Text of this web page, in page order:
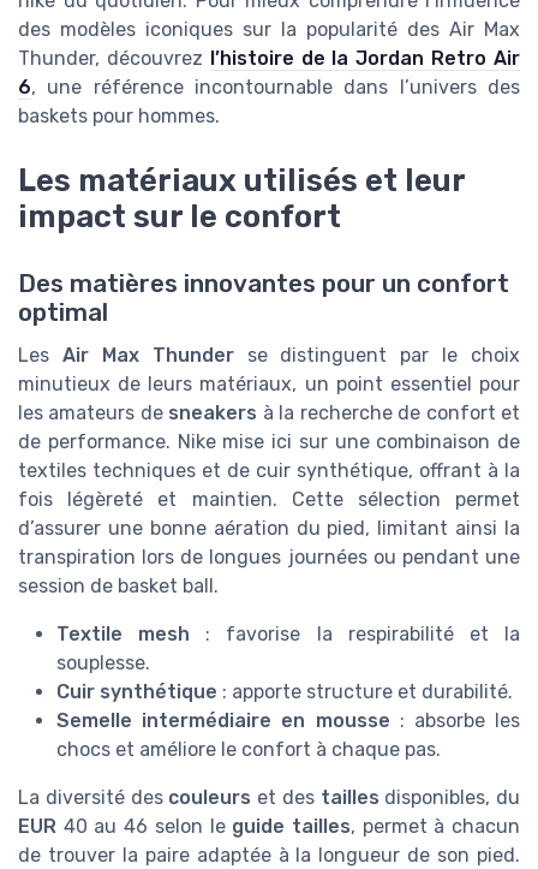
des modèles iconiques sur la popularité des Air Max
Thunder, découvrez l’histoire de la Jordan Retro Air
6, une référence incontournable dans l’univers des
baskets pour hommes.
Les matériaux utilisés et leur
impact sur le confort
Des matières innovantes pour un confort
optimal
Les Air Max Thunderse distinguent par le choix
minutieux de leurs matériaux, un point essentiel pour
les amateurs de sneakers à la recherche de confort et
de performance. Nike mise ici sur une combinaison de
textiles techniques et de cuir synthétique, offrant à la
fois légèreté et maintien. Cette sélection permet
d’assurer une bonne aération du pied, limitant ainsi la
transpiration lors de longues journées ou pendant une
session de basket ball.
Textile mesh : favorise la respirabilité et la
souplesse.
Cuir synthétique : apporte structure et durabilité.
Semelle intermédiaire en mousse : absorbe les
chocs et améliore le confort à chaque pas.
La diversité des couleurs et des tailles disponibles, du
EUR 40 au 46 selon le guide tailles, permet à chacun
de trouver la paire adaptée à la longueur de son pied.